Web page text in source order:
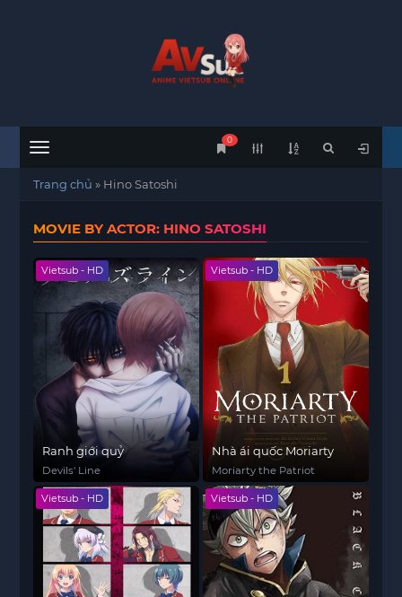
Menu
0
Trang chủ » Hino Satoshi
MOVIE BY ACTOR: HINO SATOSHI
Vietsub - HD
Ranh giới quỷ
Devils' Line
Vietsub - HD
Nhà ái quốc Moriarty
Moriarty the Patriot
Vietsub - HD Vietsub - HD